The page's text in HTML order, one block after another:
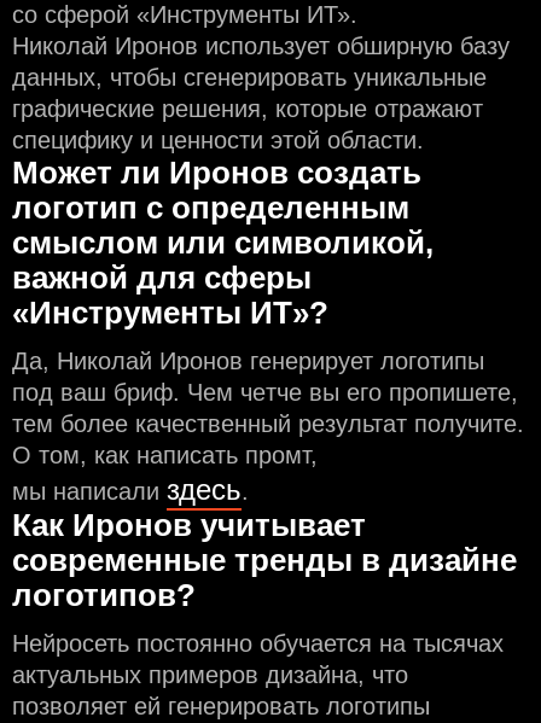
со сферой «Инструменты ИТ».
Николай Иронов использует обширную базу
данных, чтобы сгенерировать уникальные
графические решения, которые отражают
специфику и ценности этой области.
Может ли Иронов создать
логотип с определeнным
смыслом или символикой,
важной для сферы
«Инструменты ИТ»?
Да, Николай Иронов генерирует логотипы
под ваш бриф. Чем чeтче вы его пропишете,
тем более качественный результат получите.
О том, как написать промт,
мы написали здесь.
Как Иронов учитывает
современные тренды в дизайне
логотипов?
Нейросеть постоянно обучается на тысячах
актуальных примеров дизайна, что
позволяет ей генерировать логотипы